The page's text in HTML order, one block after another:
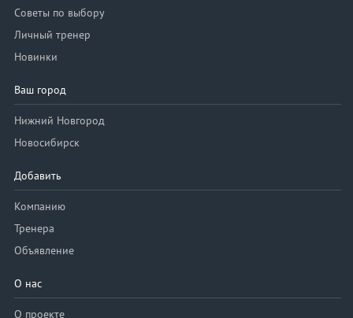
Советы по выбору
Личный тренер
Новинки
Ваш город
Нижний Новгород
Новосибирск
Добавить
Компанию
Тренера
Объявление
О нас
О проекте